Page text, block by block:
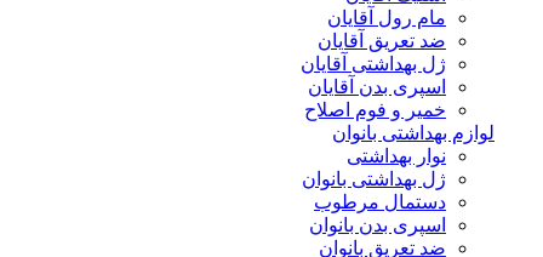
مام رول آقایان
ضد تعریق آقایان
ژل بهداشتی آقایان
اسپری بدن آقایان
خمیر و فوم اصلاح
لوازم بهداشتی بانوان
نوار بهداشتی
ژل بهداشتی بانوان
دستمال مرطوب
اسپری بدن بانوان
ضد تعریق بانوان